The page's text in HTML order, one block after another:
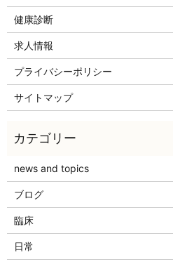
健康診断
求人情報
プライバシーポリシー
サイトマップ
news and topics
ブログ
臨床
日常